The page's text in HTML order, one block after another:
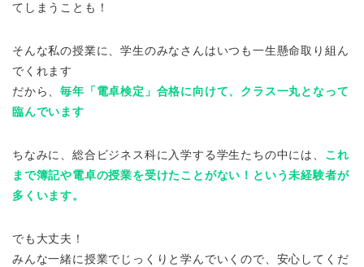
てしまうことも！
そんな私の授業に、学生のみなさんはいつも一生懸命取り組ん
でくれます
だから、毎年「電卓検定」合格に向けて、クラス一丸となって
臨んでいます
ちなみに、総合ビジネス科に入学する学生たちの中には、 これ
まで簿記や電卓の授業を受けたことがない！という未経験者が
多くいます。
でも大丈夫！
みんな一緒に授業でじっくりと学んでいくので、安心してくだ